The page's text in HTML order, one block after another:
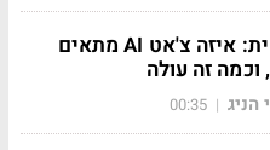
השוואה מעשית: איזה צ'אט AI מתאים
זה עולה
הניג |
00:35